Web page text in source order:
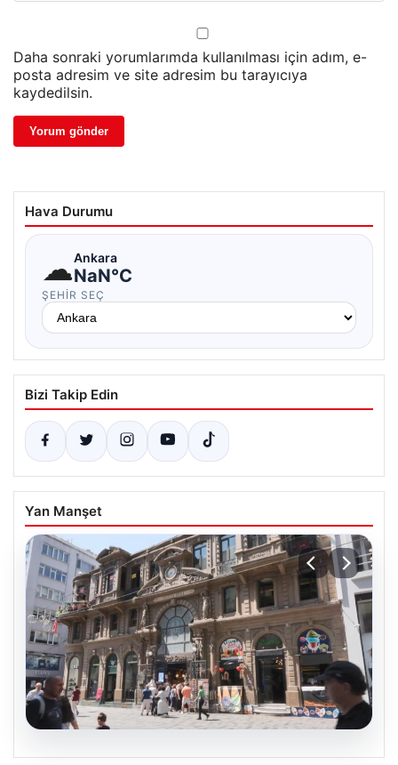
Daha sonraki yorumlarımda kullanılması için adım, e-
posta adresim ve site adresim bu tarayıcıya
kaydedilsin.
Hava Durumu
☁Ankara
NaN°C
ŞEHIR SEÇ
Bizi Takip Edin
Yan Manşet
08.08.2026